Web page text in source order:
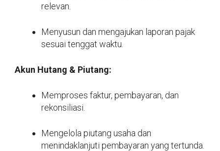
relevan.
Menyusun dan mengajukan laporan pajak
sesuai tenggat waktu.
Akun Hutang & Piutang:
Memproses faktur, pembayaran, dan
rekonsiliasi.
Mengelola piutang usaha dan
menindaklanjuti pembayaran yang tertunda.